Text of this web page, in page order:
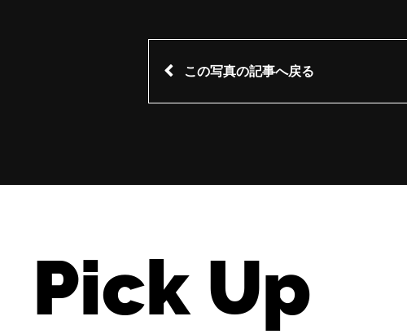
この写真の記事へ戻る
Pick Up